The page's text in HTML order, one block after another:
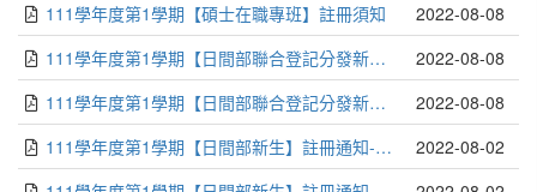
111學年度第1學期【碩士在職專班】註冊須知
2022-08-08
111學年度第1學期【日間部聯合登記分發新生】註冊通知-資訊、設計、時尚
2022-08-08
111學年度第1學期【日間部聯合登記分發新生】註冊通知-商管、民生
2022-08-08
111學年度第1學期【日間部新生】註冊通知-資訊、設計、時尚
2022-08-02